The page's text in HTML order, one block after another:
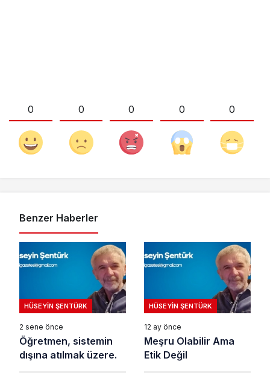
0 0 0 0 0
Benzer Haberler
HÜSEYIN ŞENTÜRK
2 sene önce
Öğretmen, sistemin
dışına atılmak üzere.
HÜSEYIN ŞENTÜRK
12 ay önce
Meşru Olabilir Ama
Etik Değil